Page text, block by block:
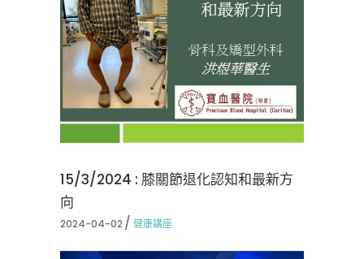
15/3/2024 : 膝關節退化認知和最新方
向
2024-04-02 健康講座